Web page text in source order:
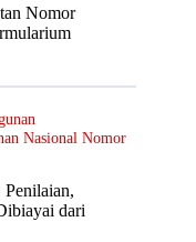
Nomor
Nasional Nomor
Penilaian,
dari